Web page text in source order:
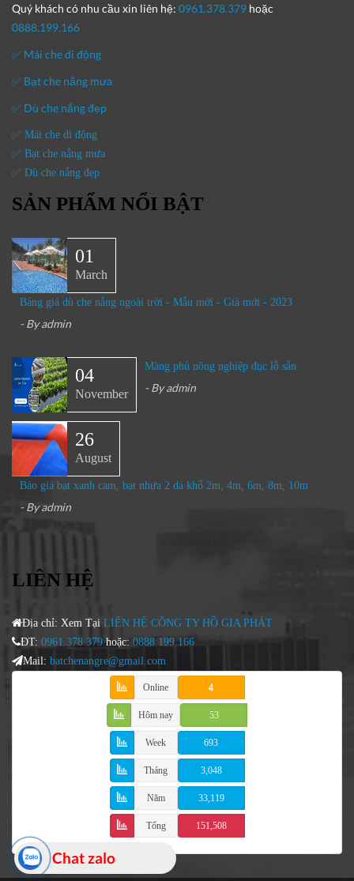
Quý khách có nhu cầu xin liên hệ: 0961.378.379 hoặc
0888.199.166
✅ Mái che di động
✅ Bạt che nắng mưa
✅ Dù che nắng đẹp
✅ Mái che di động
✅ Bạt che nắng mưa
✅ Dù che nắng đẹp
SẢN PHẨM NỔI BẬT
01
March
Bảng giá dù che nắng ngoài trời - Mẫu mới - Giá mới - 2023
- Byadmin
04
November
Màng phủ nông nghiệp đục lỗ sẵn
- Byadmin
26
August
Báo giá bạt xanh cam, bạt nhựa 2 da khổ 2m, 4m, 6m, 8m, 10m
- Byadmin
LIÊN HỆ
Địa chỉ: Xem Tại LIÊN HỆ CÔNG TY HỒ GIA PHÁT
ĐT: 0961.378.379hoặc: 0888.199.166
Mail: batchenangre@gmail.com
Online 4
Hôm nay 53
Week 693
Tháng 3,048
Năm 33,119
Tổng 151,508
Chat zalo